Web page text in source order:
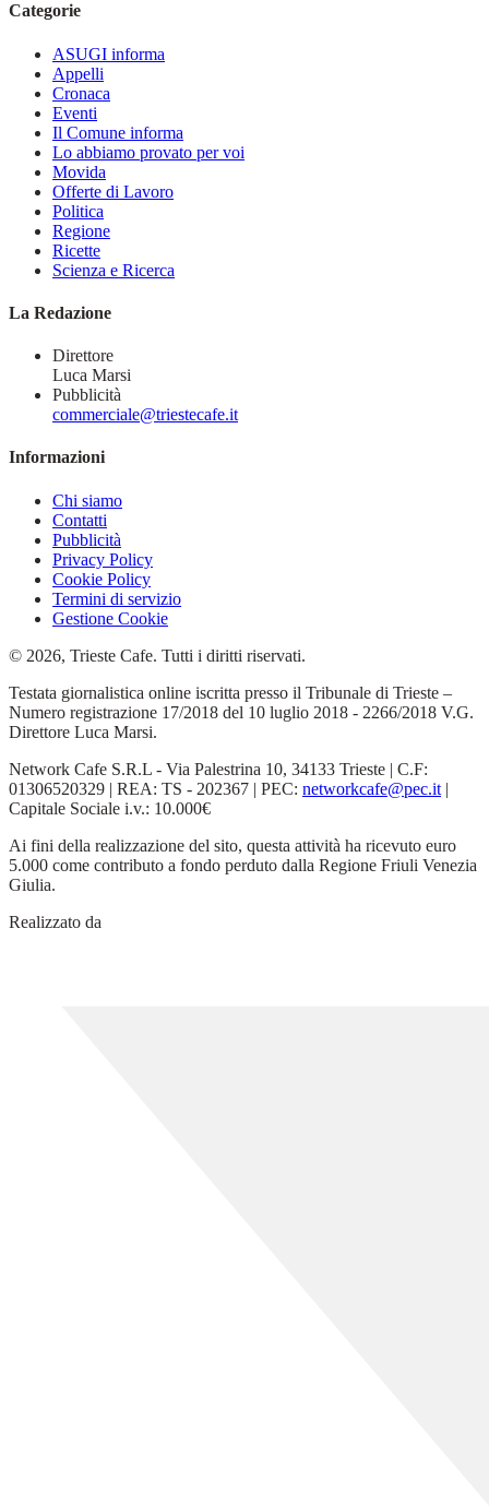
Categorie
ASUGI informa
Appelli
Cronaca
Eventi
Il Comune informa
Lo abbiamo provato per voi
Movida
Offerte di Lavoro
Politica
Regione
Ricette
Scienza e Ricerca
La Redazione
Direttore
Luca Marsi
Pubblicità
commerciale@triestecafe.it
Informazioni
Chi siamo
Contatti
Pubblicità
Privacy Policy
Cookie Policy
Termini di servizio
Gestione Cookie
© 2026, Trieste Cafe. Tutti i diritti riservati.
Testata giornalistica online iscritta presso il Tribunale di Trieste –
Numero registrazione 17/2018 del 10 luglio 2018 - 2266/2018 V.G.
Direttore Luca Marsi.
Network Cafe S.R.L - Via Palestrina 10, 34133 Trieste | C.F:
01306520329 | REA: TS - 202367 | PEC: networkcafe@pec.it |
Capitale Sociale i.v.: 10.000€
Ai fini della realizzazione del sito, questa attività ha ricevuto euro
5.000 come contributo a fondo perduto dalla Regione Friuli Venezia
Giulia.
Realizzato da